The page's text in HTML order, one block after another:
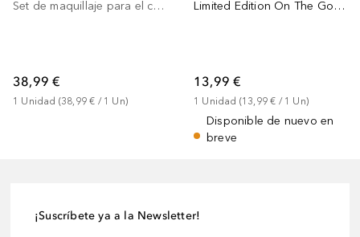
Set de maquillaje para el cutis
38,99 €
1 Unidad (38,99 € / 1 Un)
Limited Edition On The Go Cheek Palette
13,99 €
1 Unidad (13,99 € / 1 Un)
Disponible de nuevo en
breve
¡Suscríbete ya a la Newsletter!